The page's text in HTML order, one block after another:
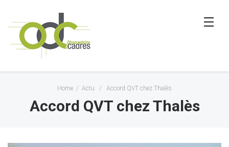
Home / Actu / Accord QVT chez Thalès
Accord QVT chez Thalès